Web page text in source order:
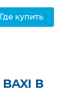
Где купить
В